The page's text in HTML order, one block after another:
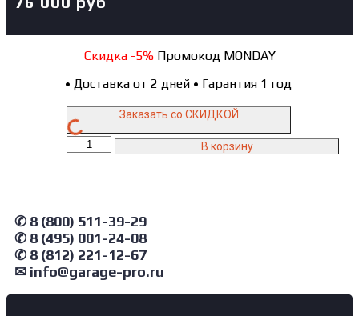
Скидка -5%Промокод MONDAY
• Доставка от 2 дней • Гарантия 1 год
Заказать со СКИДКОЙ
Количество
подкатной
с
пневмоприводом,
10
т
В корзину
✆ 8 (800) 511-39-29
✆ 8 (495) 001-24-08
✆ 8 (812) 221-12-67
✉ info@garage-pro.ru